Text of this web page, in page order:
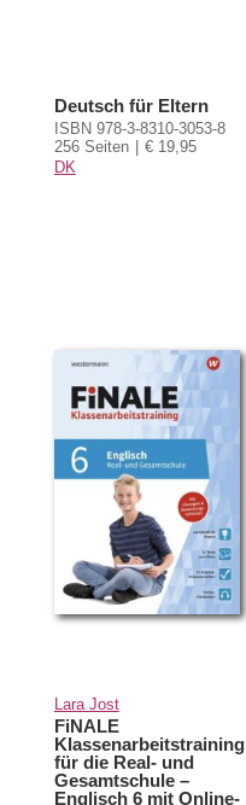
Deutsch für Eltern
ISBN 978-3-8310-3053-8
256 Seiten
€ 19,95
DK
Lara Jost
FiNALE
Klassenarbeitstraining
für die Real- und
Gesamtschule –
Englisch 6 mit Online-